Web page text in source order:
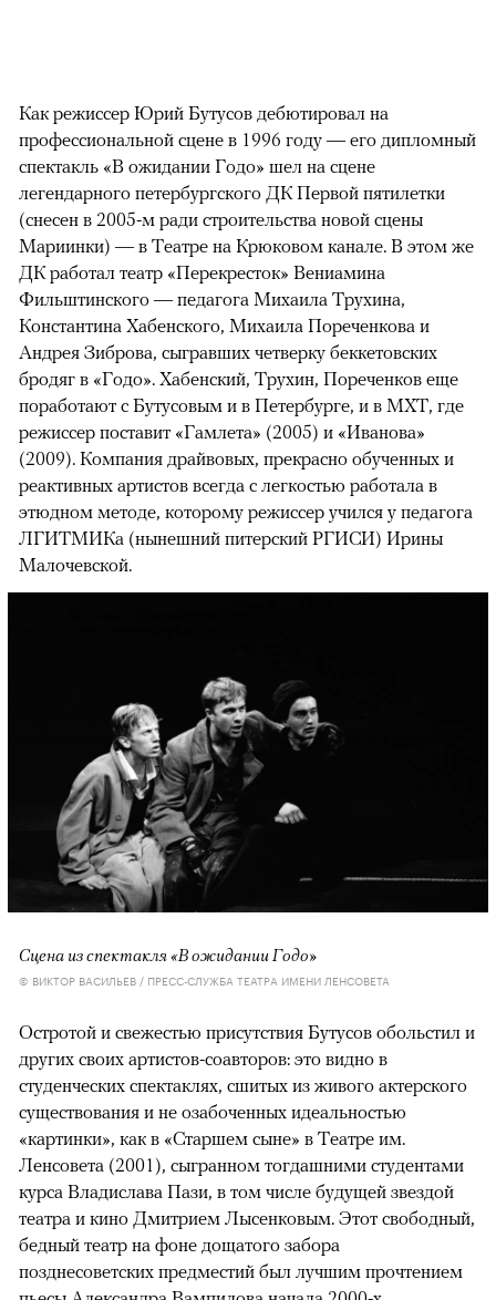
Как режиссер Юрий Бутусов дебютировал на
профессиональной сцене в 1996 году — его дипломный
спектакль «В ожидании Годо» шел на сцене
легендарного петербургского ДК Первой пятилетки
(снесен в 2005-м ради строительства новой сцены
Мариинки) — в Театре на Крюковом канале. В этом же
ДК работал театр «Перекресток» Вениамина
Фильштинского — педагога Михаила Трухина,
Константина Хабенского, Михаила Пореченкова и
Андрея Зиброва, сыгравших четверку беккетовских
бродяг в «Годо». Хабенский, Трухин, Пореченков еще
поработают с Бутусовым и в Петербурге, и в МХТ, где
режиссер поставит «Гамлета» (2005) и «Иванова»
(2009). Компания драйвовых, прекрасно обученных и
реактивных артистов всегда с легкостью работала в
этюдном методе, которому режиссер учился у педагога
ЛГИТМИКа (нынешний питерский РГИСИ) Ирины
Малочевской.
Сцена из спектакля «В ожидании Годо»
© ВИКТОР ВАСИЛЬЕВ / ПРЕСС-СЛУЖБА ТЕАТРА ИМЕНИ ЛЕНСОВЕТА
Остротой и свежестью присутствия Бутусов обольстил и
других своих артистов-соавторов: это видно в
студенческих спектаклях, сшитых из живого актерского
существования и не озабоченных идеальностью
«картинки», как в «Старшем сыне» в Театре им.
Ленсовета (2001), сыгранном тогдашними студентами
курса Владислава Пази, в том числе будущей звездой
театра и кино Дмитрием Лысенковым. Этот свободный,
бедный театр на фоне дощатого забора
позднесоветских предместий был лучшим прочтением